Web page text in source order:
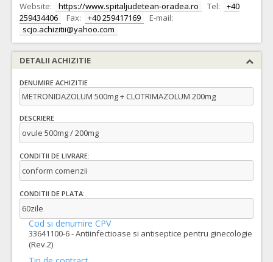
Website:
https://www.spitaljudetean-oradea.ro Tel:
+40
259434406
Fax: +40 259417169
E-mail:
scjo.achizitii@yahoo.com
DETALII ACHIZITIE
DENUMIRE ACHIZITIE
METRONIDAZOLUM 500mg + CLOTRIMAZOLUM 200mg
DESCRIERE
ovule 500mg / 200mg
CONDITII DE LIVRARE:
conform comenzii
CONDITII DE PLATA:
60zile
Cod si denumire CPV
33641100-6 - Antiinfectioase si antiseptice pentru ginecologie
(Rev.2)